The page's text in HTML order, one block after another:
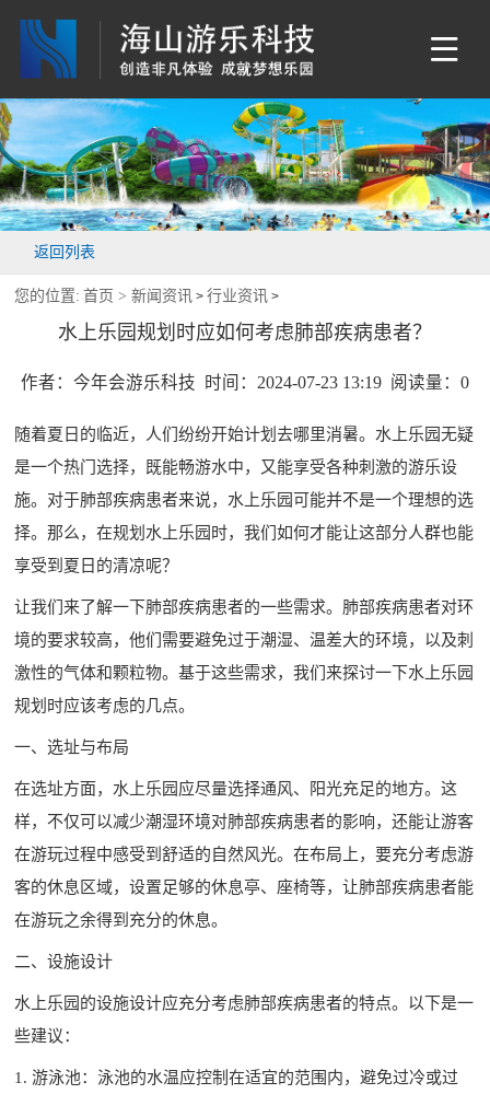
返回列表
您的位置: 首页 >新闻资讯 >行业资讯 >
水上乐园规划时应如何考虑肺部疾病患者？
作者：今年会游乐科技 时间：2024-07-23 13:19 阅读量： 0
随着夏日的临近，人们纷纷开始计划去哪里消暑。水上乐园无疑
是一个热门选择，既能畅游水中，又能享受各种刺激的游乐设
施。对于肺部疾病患者来说，水上乐园可能并不是一个理想的选
择。那么，在规划水上乐园时，我们如何才能让这部分人群也能
享受到夏日的清凉呢？
让我们来了解一下肺部疾病患者的一些需求。肺部疾病患者对环
境的要求较高，他们需要避免过于潮湿、温差大的环境，以及刺
激性的气体和颗粒物。基于这些需求，我们来探讨一下水上乐园
规划 时应该考虑的几点。
一、选址与布局
在选址方面，水上乐园应尽量选择通风、阳光充足的地方。这
样，不仅可以减少潮湿环境对肺部疾病患者的影响，还能让游客
在游玩过程中感受到舒适的自然风光。在布局上，要充分考虑游
客的休息区域，设置足够的休息亭、座椅等，让肺部疾病患者能
在游玩之余得到充分的休息。
二、设施设计
水上乐园的设施设计应充分考虑肺部疾病患者的特点。以下是一
些建议：
1. 游泳池：泳池的水温应控制在适宜的范围内，避免过冷或过